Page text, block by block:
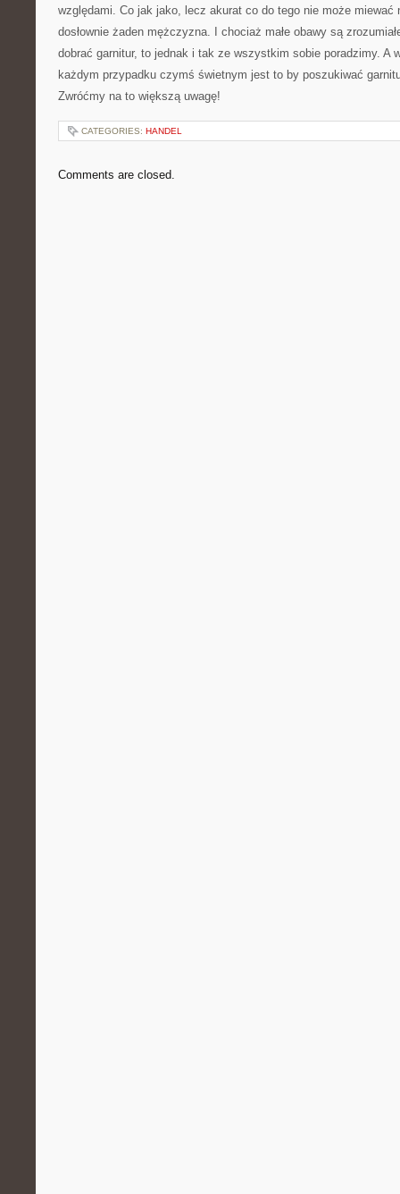
względami. Co jak jako, lecz akurat co do tego nie może miewać
dosłownie żaden mężczyzna. I chociaż małe obawy są
dobrać garnitur, to jednak i tak ze wszystkim sobie poradzimy. A
każdym przypadku czymś świetnym jest to by poszukiwać
Zwróćmy na to większą uwagę!
CATEGORIES: HANDEL
Comments are closed.